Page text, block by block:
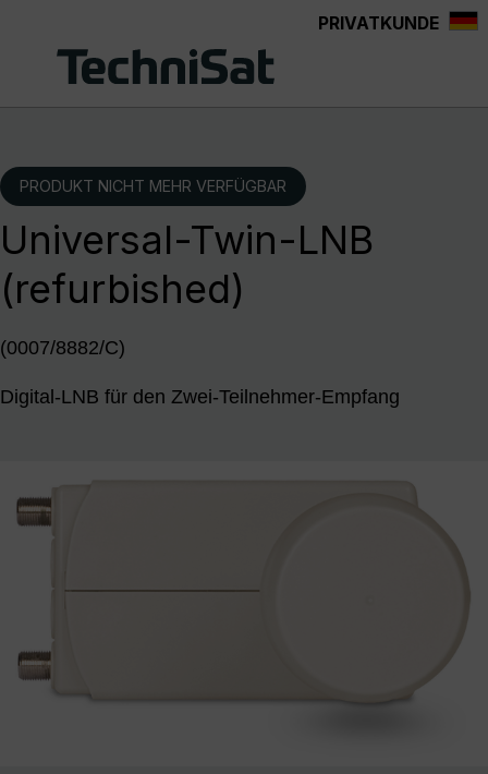
PRIVATKUNDE
PRODUKT NICHT MEHR VERFÜGBAR
Universal-Twin-LNB
(refurbished)
(0007/8882/C)
Digital-LNB für den Zwei-Teilnehmer-Empfang